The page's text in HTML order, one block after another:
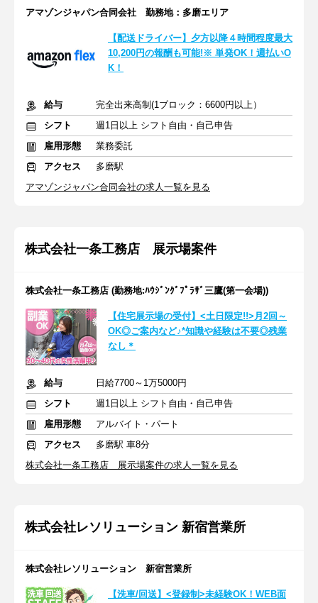
アマゾンジャパン合同会社 勤務地：多磨エリア
【配送ドライバー】夕方以降４時間程度最大
10,200円の報酬も可能!※ 単発OK！週払いO
K！
給与
完全出来高制(1ブロック：6600円以上）
シフト
週1日以上 シフト自由・自己申告
雇用形態
業務委託
アクセス
多磨駅
アマゾンジャパン合同会社の求人一覧を見る
株式会社一条工務店 展示場案件
株式会社一条工務店 (勤務地:ﾊｳｼﾞﾝｸﾞﾌﾟﾗｻﾞ三鷹(第一会場))
【住宅展示場の受付】<土日限定!!>月2回～
OK◎ご案内など♪*知識や経験は不要◎残業
なし＊
給与
日給7700～1万5000円
シフト
週1日以上 シフト自由・自己申告
雇用形態
アルバイト・パート
アクセス
多磨駅 車8分
株式会社一条工務店 展示場案件の求人一覧を見る
株式会社レソリューション 新宿営業所
株式会社レソリューション 新宿営業所
【洗車/回送】<登録制>未経験OK！WEB面